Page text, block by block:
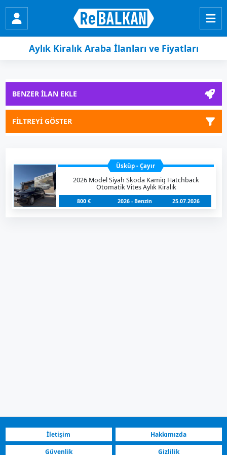
Aylık Kiralık Araba İlanları ve Fiyatları
BENZER İLAN EKLE
FİLTREYİ GÖSTER
Üsküp - Çayır
2026 Model Siyah Skoda Kamiq Hatchback
Otomatik Vites Aylık Kiralık
800 € 2026 - Benzin 25.07.2026
İletişim
Hakkımızda
Güvenlik
Gizlilik